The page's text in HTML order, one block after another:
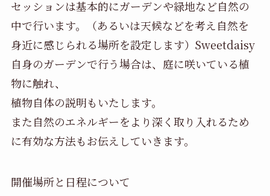
セッションは基本的にガーデンや緑地など自然の
中で行います。（あるいは天候などを考え自然を
身近に感じられる場所を設定します）Sweetdaisy
自身のガーデンで行う場合は、庭に咲いている植
物に触れ、
植物自体の説明もいたします。
また自然のエネルギーをより深く取り入れるため
に有効な方法もお伝えしていきます。
開催場所と日程について